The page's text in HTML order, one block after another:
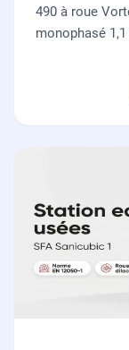
490 à roue
monophasé
fournie et